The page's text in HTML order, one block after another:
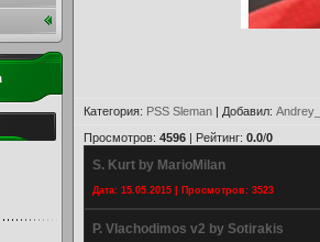
Категория: PSS Sleman | Добавил:
Просмотров: 4596 | Рейтинг: 0.0/0
S. Kurt by MarioMilan
Дата: 15.05.2015 | Просмотров: 3523
P. Vlachodimos v2 by Sotirakis